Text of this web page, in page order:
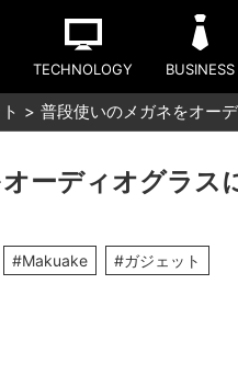
TECHNOLOGY BUSINESS
普段使いのメガネをオー
ーディオグラス
#Makuake #ガジェット